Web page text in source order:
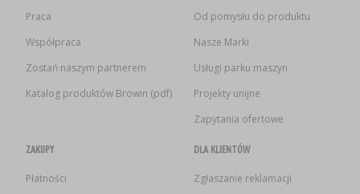
Praca
Współpraca
Zostań naszym partnerem
Katalog produktów Browin (pdf)
Od pomysłu do produktu
Nasze Marki
Usługi parku maszyn
Projekty unijne
Zapytania ofertowe
ZAKUPY
Płatności
DLA KLIENTÓW
Zgłaszanie reklamacji